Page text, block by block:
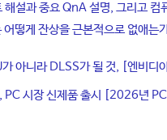
설과 중요 QnA 설명, 그리고 컴
떻게 잔상을 근본적으로 없애는
아니라 DLSS가 될 것, [엔비디
시장 신제품 출시 [2026년 PC